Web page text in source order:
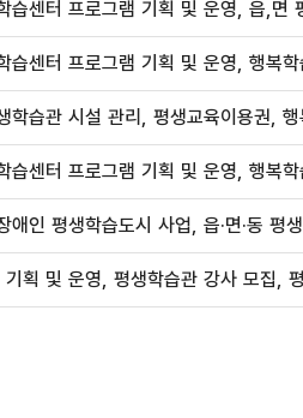
습센터 프로그램 기획 및 운영, 읍,면
습센터 프로그램 기획 및 운영, 행복
학습관 시설 관리, 평생교육이용권,
습센터 프로그램 기획 및 운영, 행복
애인 평생학습도시 사업, 읍·면·동 평
획 및 운영, 평생학습관 강사 모집,